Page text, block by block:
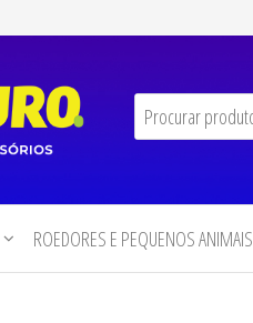
ROEDORES E PEQUENOS ANIMAIS